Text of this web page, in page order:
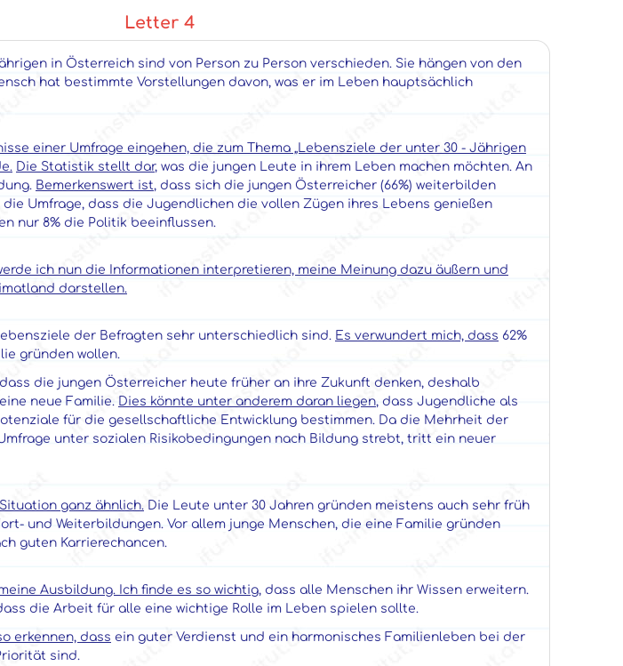
Letter 4
in Österreich sind von Person zu Person verschieden. Sie hängen von den
hat bestimmte Vorstellungen davon, was er im Leben hauptsächlich
einer Umfrage eingehen, die zum Thema „Lebensziele der unter 30 - Jährigen
Die Statistik stellt dar, was die jungen Leute in ihrem Leben machen möchten. An
Bemerkenswert ist, dass sich die jungen Österreicher (66%) weiterbilden
Umfrage, dass die Jugendlichen die vollen Zügen ihres Lebens genießen
nur 8% die Politik beeinflussen.
ich nun die Informationen interpretieren, meine Meinung dazu äußern und
darstellen.
der Befragten sehr unterschiedlich sind. Es verwundert mich, dass 62%
gründen wollen.
die jungen Österreicher heute früher an ihre Zukunft denken, deshalb
neue Familie. Dies könnte unter anderem daran liegen, dass Jugendliche als
für die gesellschaftliche Entwicklung bestimmen. Da die Mehrheit der
unter sozialen Risikobedingungen nach Bildung strebt, tritt ein neuer
ganz ähnlich. Die Leute unter 30 Jahren gründen meistens auch sehr früh
und Weiterbildungen. Vor allem junge Menschen, die eine Familie gründen
guten Karrierechancen.
Ausbildung. Ich finde es so wichtig, dass alle Menschen ihr Wissen erweitern.
die Arbeit für alle eine wichtige Rolle im Leben spielen sollte.
erkennen, dass ein guter Verdienst und ein harmonisches Familienleben bei der
sind.